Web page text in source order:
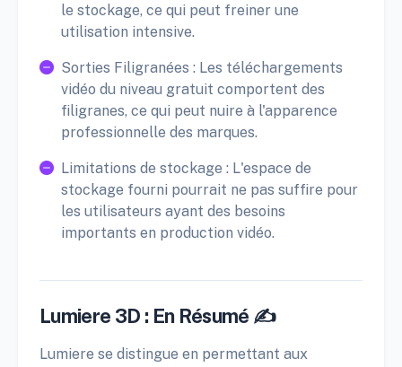
le stockage, ce qui peut freiner une
utilisation intensive.
Sorties Filigranées : Les téléchargements
vidéo du niveau gratuit comportent des
filigranes, ce qui peut nuire à l'apparence
professionnelle des marques.
Limitations de stockage : L'espace de
stockage fourni pourrait ne pas suffire pour
les utilisateurs ayant des besoins
importants en production vidéo.
Lumiere 3D : En Résumé ✍️
Lumiere se distingue en permettant aux